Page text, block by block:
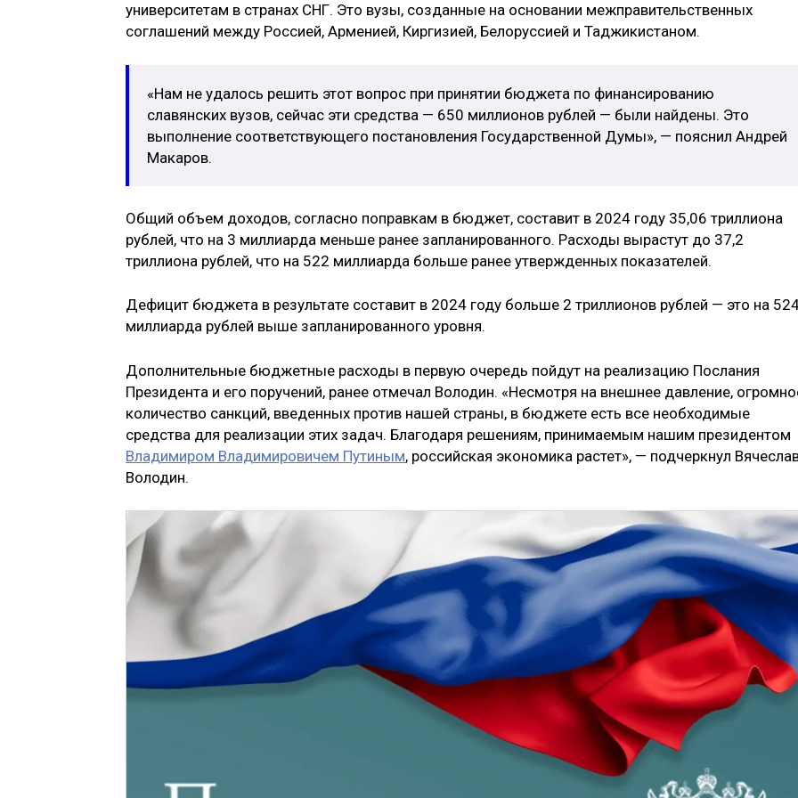
университетам в странах СНГ. Это вузы, созданные на основании межправительственных
соглашений между Россией, Арменией, Киргизией, Белоруссией и Таджикистаном.
«Нам не удалось решить этот вопрос при принятии бюджета по финансированию
славянских вузов, сейчас эти средства — 650 миллионов рублей — были найдены. Это
выполнение соответствующего постановления Государственной Думы», — пояснил Андрей
Макаров.
Общий объем доходов, согласно поправкам в бюджет, составит в 2024 году 35,06 триллиона
рублей, что на 3 миллиарда меньше ранее запланированного. Расходы вырастут до 37,2
триллиона рублей, что на 522 миллиарда больше ранее утвержденных показателей.
Дефицит бюджета в результате составит в 2024 году больше 2 триллионов рублей — это на
миллиарда рублей выше запланированного уровня.
Дополнительные бюджетные расходы в первую очередь пойдут на реализацию Послания
Президента и его поручений, ранее отмечал Володин. «Несмотря на внешнее давление,
количество санкций, введенных против нашей страны, в бюджете есть все необходимые
средства для реализации этих задач. Благодаря решениям, принимаемым нашим президентом
Владимиром Владимировичем Путиным, российская экономика растет», — подчеркнул
Володин.